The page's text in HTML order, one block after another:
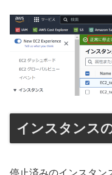
インスタンス